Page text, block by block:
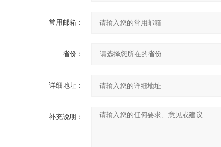
常用邮箱：
省份：
详细地址：
补充说明：